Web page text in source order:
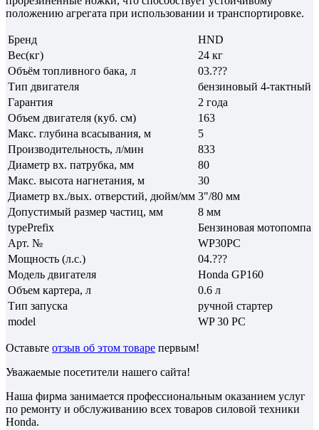
положению агрегата при использовании и транспортировке.
Бренд
HND
Вес(кг)
24 кг
Объём топливного бака, л
03.???
Тип двигателя
бензиновый 4-тактный
Гарантия
2 года
Объем двигателя (куб. см)
163
Макс. глубина всасывания, м
5
Производительность, л/мин
833
Диаметр вх. патрубка, мм
80
Макс. высота нагнетания, м
30
Диаметр вх./вых. отверстий, дюйм/мм 3"/80 мм
Допустимый размер частиц, мм
8 мм
typePrefix
Бензиновая мотопомпа
Арт. №
WP30PC
Мощность (л.с.)
04.???
Модель двигателя
Honda GP160
Объем картера, л
0.6 л
Тип запуска
ручной стартер
model
WP 30 PC
Оставьте отзыв об этом товаре первым!
Уважаемые посетители нашего сайта!
Наша фирма занимается профессиональным оказанием услуг
по ремонту и обслуживанию всех товаров силовой техники
Honda.